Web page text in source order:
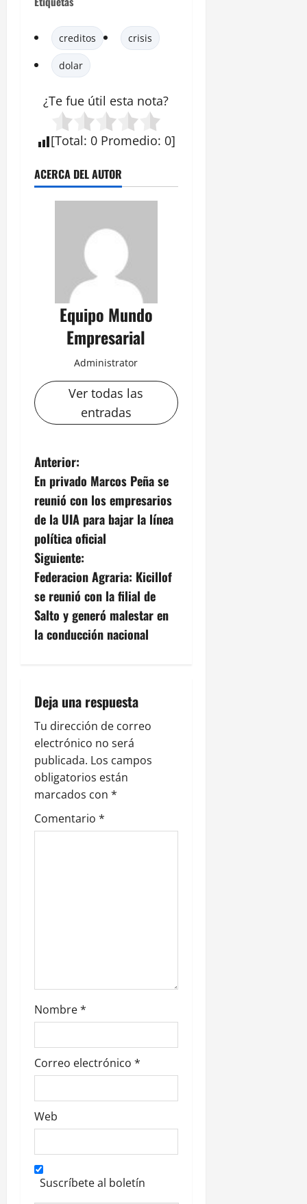
creditos crisis
dolar
¿Te fue útil esta nota?
[Total: 0 Promedio: 0]
ACERCA DEL AUTOR
Equipo Mundo
Empresarial
Administrator
Ver todas las
entradas
N
a
v
e
g
a
c
ó
n
d
e
e
n
a
s
Anterior:
En privado Marcos Peña se
reunió con los empresarios
de la UIA para bajar la línea
política oficial
Siguiente:
Federacion Agraria: Kicillof
se reunió con la filial de
Salto y generó malestar en
la conducción nacional
Deja una respuesta
Tu dirección de correo
electrónico no será
publicada. Los campos
obligatorios están
marcados con *
Comentario *
Nombre*
Correo electrónico *
Web
Suscríbete al boletín